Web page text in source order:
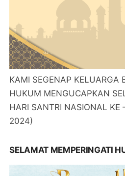
KAMI SEGENAP KELUARGA
HUKUM MENGUCAPKAN
HARI SANTRI NASIONAL KE
2024)
SELAMAT MEMPERINGATI